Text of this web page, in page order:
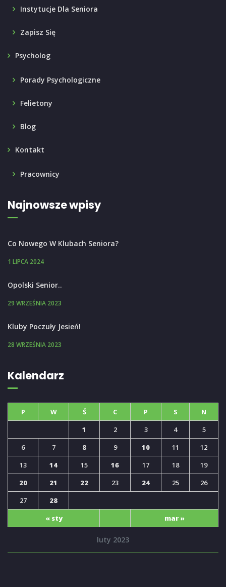
Instytucje Dla Seniora
Zapisz Się
Psycholog
Porady Psychologiczne
Felietony
Blog
Kontakt
Pracownicy
Najnowsze wpisy
Co Nowego W Klubach Seniora?
1 LIPCA 2024
Opolski Senior..
29 WRZEŚNIA 2023
Kluby Poczuły Jesień!
28 WRZEŚNIA 2023
Kalendarz
luty 2023
P W Ś C P S N
« sty mar »
1 2 3 4
5
6
7 8 9 10 11
12
13
14 15 16 17 18
19
20
21 22 23 24 25
26
27
28